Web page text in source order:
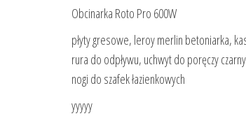
Obcinarka Roto Pro 600W
płyty gresowe, leroy merlin betoniarka,
rura do odpływu, uchwyt do poręczy
nogi do szafek łazienkowych
yyyyy